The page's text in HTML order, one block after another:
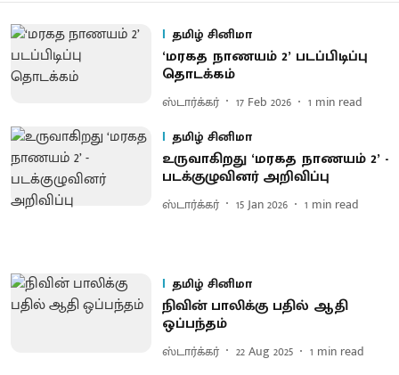
தமிழ் சினிமா
‘மரகத நாணயம் 2’ படப்பிடிப்பு
தொடக்கம்
ஸ்டார்க்கர் 17 Feb 2026 1 min read
தமிழ் சினிமா
உருவாகிறது ‘மரகத நாணயம் 2’ -
படக்குழுவினர் அறிவிப்பு
ஸ்டார்க்கர் 15 Jan 2026 1 min read
தமிழ் சினிமா
நிவின் பாலிக்கு பதில் ஆதி
ஒப்பந்தம்
ஸ்டார்க்கர் 22 Aug 2025 1 min read